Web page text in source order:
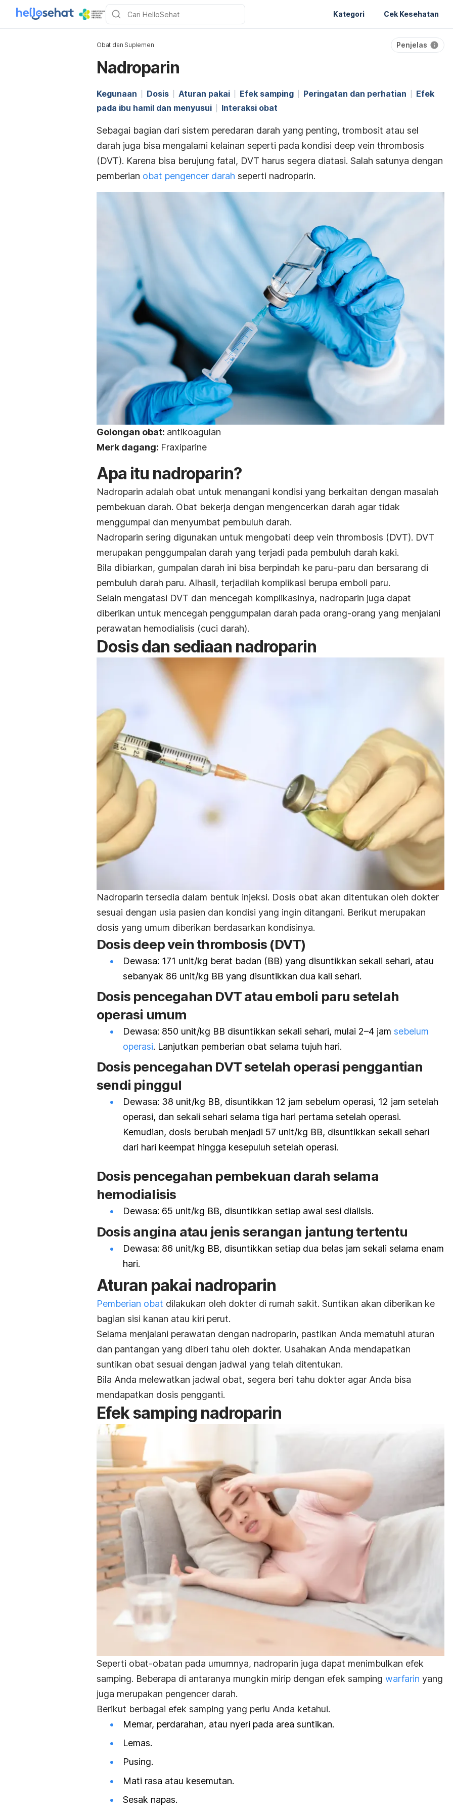
Kategori Cek Kesehatan
Obat dan Suplemen Penjelas
Nadroparin
Kegunaan Dosis Aturan pakai Efek samping Peringatan dan perhatian
Efek
pada ibu hamil dan menyusui
Interaksi obat
Sebagai bagian dari sistem peredaran darah yang penting, trombosit atau sel
darah juga bisa mengalami kelainan seperti pada kondisi deep vein thrombosis
(DVT). Karena bisa berujung fatal, DVT harus segera diatasi. Salah satunya dengan
pemberian obat pengencer darah seperti nadroparin.
Golongan obat: antikoagulan
Merk dagang: Fraxiparine
Apa itu nadroparin?
Nadroparin adalah obat untuk menangani kondisi yang berkaitan dengan masalah
pembekuan darah. Obat bekerja dengan mengencerkan darah agar tidak
menggumpal dan menyumbat pembuluh darah.
Nadroparin sering digunakan untuk mengobati deep vein thrombosis (DVT). DVT
merupakan penggumpalan darah yang terjadi pada pembuluh darah kaki.
Bila dibiarkan, gumpalan darah ini bisa berpindah ke paru-paru dan bersarang di
pembuluh darah paru. Alhasil, terjadilah komplikasi berupa emboli paru.
Selain mengatasi DVT dan mencegah komplikasinya, nadroparin juga dapat
diberikan untuk mencegah penggumpalan darah pada orang-orang yang menjalani
perawatan hemodialisis (cuci darah).
Dosis dan sediaan nadroparin
Nadroparin tersedia dalam bentuk injeksi. Dosis obat akan ditentukan oleh dokter
sesuai dengan usia pasien dan kondisi yang ingin ditangani. Berikut merupakan
dosis yang umum diberikan berdasarkan kondisinya.
Dosisdeep vein thrombosis (DVT)
Dewasa: 171 unit/kg berat badan (BB) yang disuntikkan sekali sehari, atau
sebanyak 86 unit/kg BB yang disuntikkan dua kali sehari.
Dosis pencegahan DVT atau emboli paru setelah
operasi umum
Dewasa: 850 unit/kg BB disuntikkan sekali sehari, mulai 2–4 jam sebelum
operasi. Lanjutkan pemberian obat selama tujuh hari.
Dosis pencegahan DVT setelah operasi penggantian
sendi pinggul
Dewasa: 38 unit/kg BB, disuntikkan 12 jam sebelum operasi, 12 jam setelah
operasi, dan sekali sehari selama tiga hari pertama setelah operasi.
Kemudian, dosis berubah menjadi 57 unit/kg BB, disuntikkan sekali sehari
dari hari keempat hingga kesepuluh setelah operasi.
Dosis pencegahan pembekuan darah selama
hemodialisis
Dewasa: 65 unit/kg BB, disuntikkan setiap awal sesi dialisis.
Dosis angina atau jenis serangan jantung tertentu
Dewasa: 86 unit/kg BB, disuntikkan setiap dua belas jam sekali selama enam
hari.
Aturan pakai nadroparin
Pemberian obat dilakukan oleh dokter di rumah sakit. Suntikan akan diberikan ke
bagian sisi kanan atau kiri perut.
Selama menjalani perawatan dengan nadroparin, pastikan Anda mematuhi aturan
dan pantangan yang diberi tahu oleh dokter. Usahakan Anda mendapatkan
suntikan obat sesuai dengan jadwal yang telah ditentukan.
Bila Anda melewatkan jadwal obat, segera beri tahu dokter agar Anda bisa
mendapatkan dosis pengganti.
Efek samping nadroparin
Seperti obat-obatan pada umumnya, nadroparin juga dapat menimbulkan efek
samping. Beberapa di antaranya mungkin mirip dengan efek samping warfarin yang
juga merupakan pengencer darah.
Berikut berbagai efek samping yang perlu Anda ketahui.
Memar, perdarahan, atau nyeri pada area suntikan.
Lemas.
Pusing.
Mati rasa atau kesemutan.
Sesak napas.